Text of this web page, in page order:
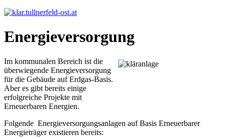
Energieversorgung
Im kommunalen Bereich ist die
überwiegende Energieversorgung
für die Gebäude auf Erdgas-Basis.
Aber es gibt bereits einige
erfolgreiche Projekte mit
Erneuerbaren Energien.
Folgende Energieversorgungsanlagen auf Basis Erneuerbarer
Energieträger existieren bereits: